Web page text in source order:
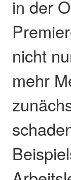
in der
nicht
mehr